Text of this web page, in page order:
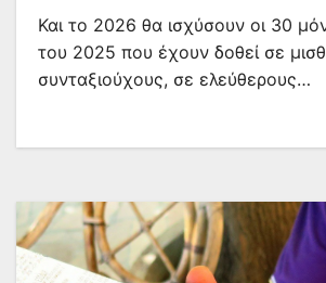
Και το 2026 θα ισχύσουν οι 30
του 2025 που έχουν δοθεί σε
συνταξιούχους, σε ελεύθερους…